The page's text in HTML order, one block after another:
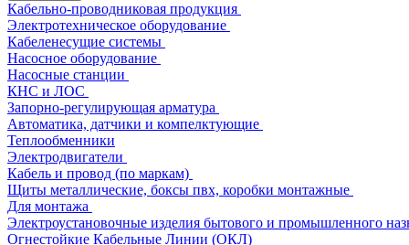
Кабельно-проводниковая продукция
Электротехническое оборудование
Кабеленесущие системы
Насосное оборудование
Насосные станции
КНС и ЛОС
Запорно-регулирующая арматура
Автоматика, датчики и компелктующие
Теплообменники
Электродвигатели
Кабель и провод (по маркам)
Щиты металлические, боксы пвх, коробки монтажные
Для монтажа
Электроустановочные изделия бытового и промышленного
Огнестойкие Кабельные Линии (ОКЛ)